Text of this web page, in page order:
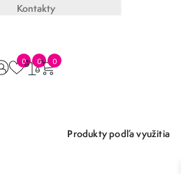
Kontakty
0 0 0
Produkty podľa využitia